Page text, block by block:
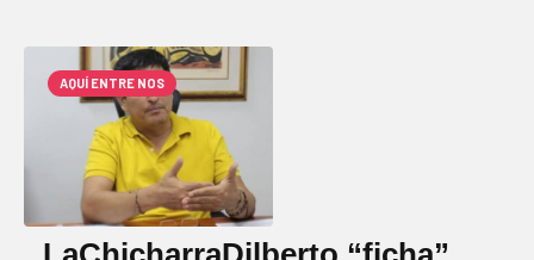
AQUÍ ENTRE NOS